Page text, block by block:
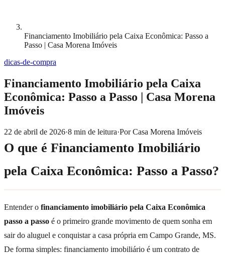
Financiamento Imobiliário pela Caixa Econômica: Passo a
Passo | Casa Morena Imóveis
dicas-de-compra
Financiamento Imobiliário pela Caixa
Econômica: Passo a Passo | Casa Morena
Imóveis
22 de abril de 2026·8 min de leitura·PorCasa Morena Imóveis
O que é Financiamento Imobiliário
pela Caixa Econômica: Passo a Passo?
Entender o financiamento imobiliário pela Caixa Econômica
passo a passo é o primeiro grande movimento de quem sonha em
sair do aluguel e conquistar a casa própria em Campo Grande, MS.
De forma simples: financiamento imobiliário é um contrato de